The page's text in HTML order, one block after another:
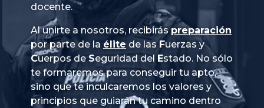
docente.
Al unirte a nosotros, recibiráspreparación
por parte de la élite de las Fuerzas y
Cuerpos de Seguridad del Estado. No sólo
te formaremos para conseguir tu apto,
sino que te inculcaremos los valores y
principios que guiarán tu camino dentro